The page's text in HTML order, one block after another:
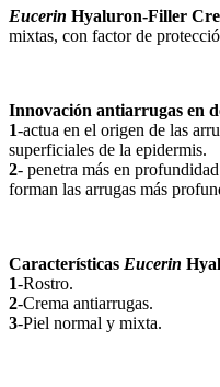
Eucerin Hyaluron-Filler
mixtas, con factor de
Innovación antiarrugas en
1-actua en el origen de las
superficiales de la epidermis.
2- penetra más en
forman las arrugas más
Características Eucerin
1-Rostro.
2-Crema antiarrugas.
3-Piel normal y mixta.